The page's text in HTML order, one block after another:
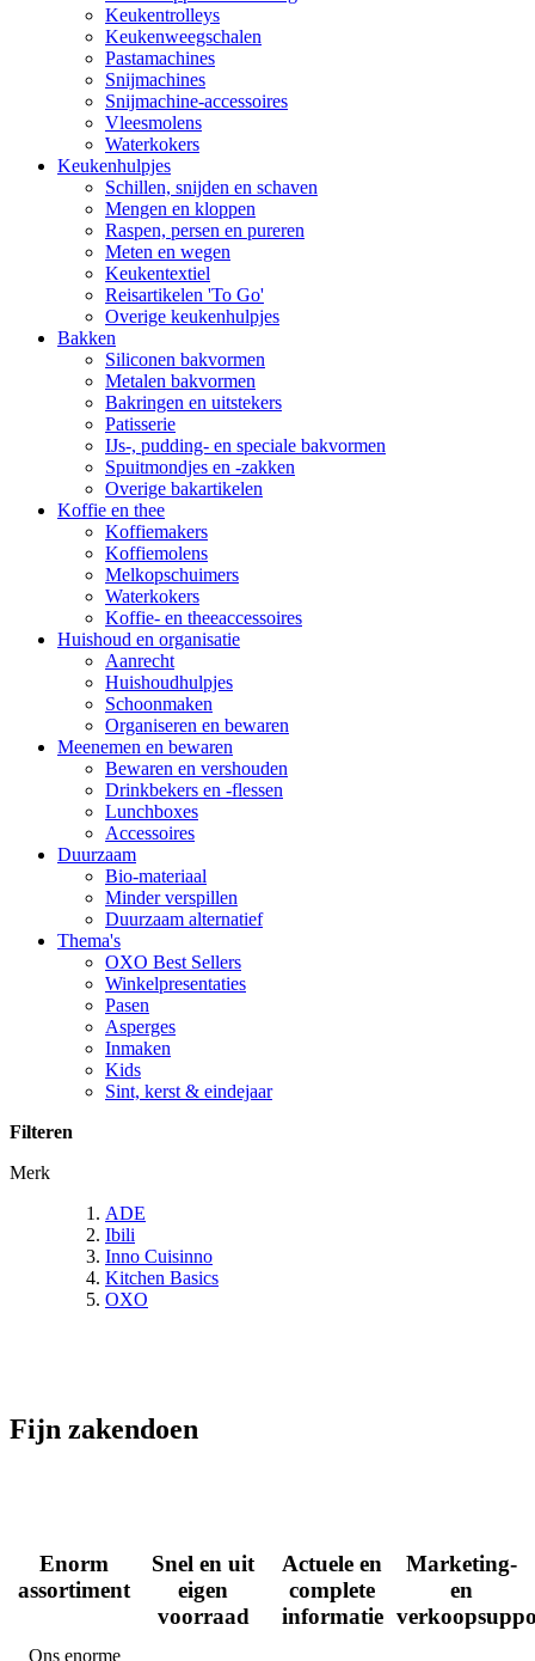
Keukentrolleys
Keukenweegschalen
Pastamachines
Snijmachines
Snijmachine-accessoires
Vleesmolens
Waterkokers
Keukenhulpjes
Schillen, snijden en schaven
Mengen en kloppen
Raspen, persen en pureren
Meten en wegen
Keukentextiel
Reisartikelen 'To Go'
Overige keukenhulpjes
Bakken
Siliconen bakvormen
Metalen bakvormen
Bakringen en uitstekers
Patisserie
IJs-, pudding- en speciale bakvormen
Spuitmondjes en -zakken
Overige bakartikelen
Koffie en thee
Koffiemakers
Koffiemolens
Melkopschuimers
Waterkokers
Koffie- en theeaccessoires
Huishoud en organisatie
Aanrecht
Huishoudhulpjes
Schoonmaken
Organiseren en bewaren
Meenemen en bewaren
Bewaren en vershouden
Drinkbekers en -flessen
Lunchboxes
Accessoires
Duurzaam
Bio-materiaal
Minder verspillen
Duurzaam alternatief
Thema's
OXO Best Sellers
Winkelpresentaties
Pasen
Asperges
Inmaken
Kids
Sint, kerst & eindejaar
Filteren
Merk
ADE
Ibili
Inno Cuisinno
Kitchen Basics
OXO
Fijn zakendoen
Enorm
assortiment
Ons enorme
Snel en uit
eigen
voorraad
Actuele en
complete
informatie
Marketing-
en